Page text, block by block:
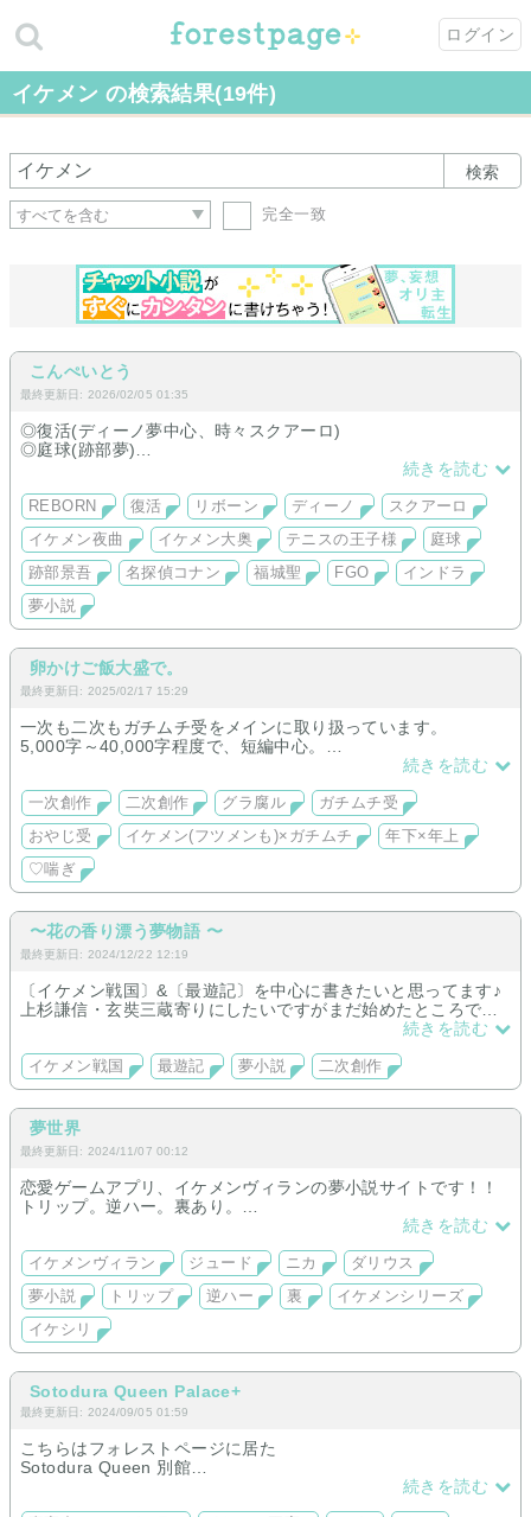
ログイン
イケメン の検索結果(19件)
検索
完全一致
こんぺいとう
最終更新日: 2026/02/05 01:35
◎復活(ディーノ夢中心、時々スクアーロ)
◎庭球(跡部夢)
◎イケメン大奥(新旧)
◎イケメン夜曲
短編夢小説中心です。
メインは復活、時々庭球。
極まれに名探偵コナンとFGOをちょこちょこと。
※イケメン大奥(新旧)/夜曲の追加更新はございません。
続きを読む
REBORN 復活 リボーン ディーノ
スクアーロ
イケメン夜曲
イケメン大奥 テニスの王子様
庭球
跡部景吾
名探偵コナン 福城聖 FGO
インドラ
夢小説
卵かけご飯大盛で。
最終更新日: 2025/02/17 15:29
一次も二次もガチムチ受をメインに取り扱っています。
5,000字～40,000字程度で、短編中心。
す。
少しでも好きな人に届けば嬉しいです。
続きを読む
一次創作 二次創作 グラ腐ル
ガチムチ受
おやじ受
イケメン(フツメンも)×ガチムチ
年下×年上
♡喘ぎ
〜花の香り漂う夢物語 〜
最終更新日: 2024/12/22 12:19
〔イケメン戦国〕&〔最遊記〕を中心に書きたいと思ってます♪
上杉謙信・玄奘三蔵寄りにしたいですがまだ始めたところで
続きを読む
イケメン戦国 最遊記 夢小説 二次創作
夢世界
最終更新日: 2024/11/07 00:12
恋愛ゲームアプリ、イケメンヴィランの夢小説サイトです！！
トリップ。逆ハー。裏あり。
ニカ√、完結！
ダリウス√、完結！
続きを読む
イケメンヴィラン ジュード ニカ
ダリウス
夢小説
トリップ 逆ハー 裏
イケメンシリーズ
イケシリ
Sotodura Queen Palace+
最終更新日: 2024/09/05 01:59
こちらはフォレストページに居た
Sotodura Queen 別館
続きを読む